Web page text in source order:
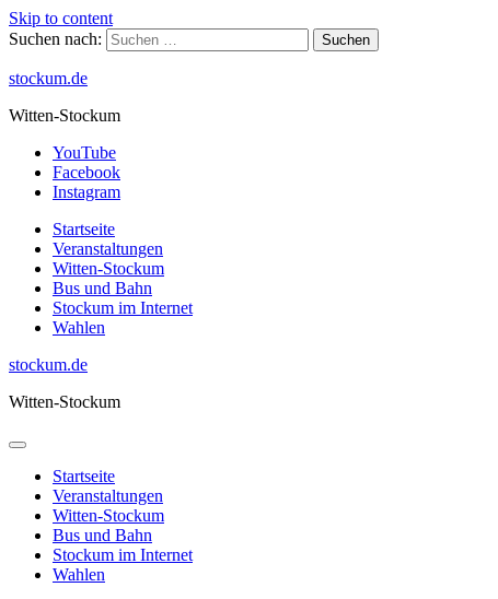
Skip to content
Suchen nach:
stockum.de
Witten-Stockum
YouTube
Facebook
Instagram
Startseite
Veranstaltungen
Witten-Stockum
Bus und Bahn
Stockum im Internet
Wahlen
stockum.de
Witten-Stockum
Startseite
Veranstaltungen
Witten-Stockum
Bus und Bahn
Stockum im Internet
Wahlen